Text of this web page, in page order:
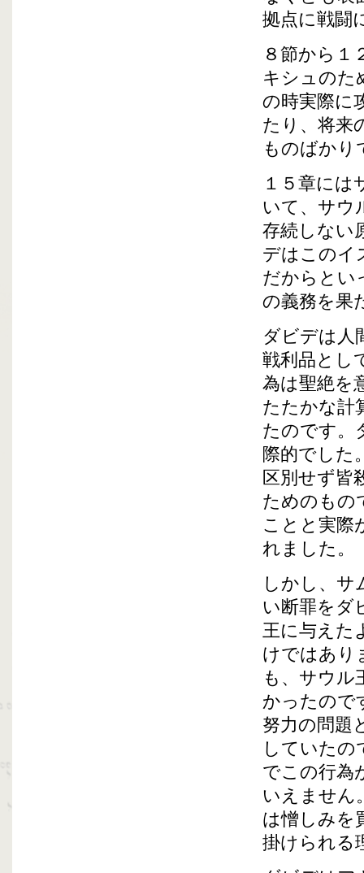
拠点に戦闘
８節から１
キシュのた
の時実際に
たり、将来
ものばかり
１５章には
いて、サウ
存続しない
デはこのイ
だからとい
の義務を果
ダビデは人
戦利品とし
為は聖絶を
たたかな計
たのです。
際的でした
区別せず皆
ためのもの
ことと実際
れました。
しかし、サ
い断罪をダ
王に与えた
けではあり
も、サウル
かったので
努力の問題
していたの
でこの行為
いえません
は憎しみを
掛けられる